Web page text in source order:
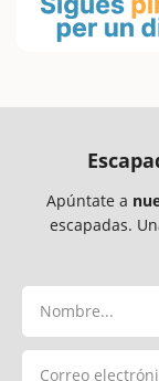
Apúntate a
escapadas.